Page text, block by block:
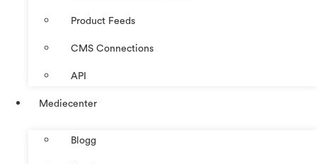
Product Feeds
CMS Connections
API
Mediecenter
Blogg